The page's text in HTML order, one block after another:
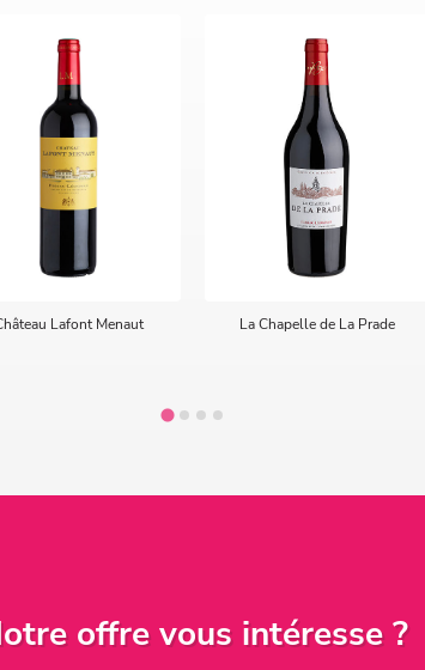
Lafont Menaut La Chapelle de La Prade
offre vous intéresse ?